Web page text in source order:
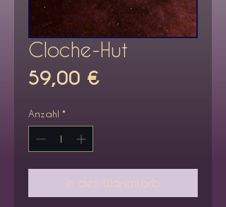
Cloche-Hut
59,00 €
Anzahl *
In den Warenkorb